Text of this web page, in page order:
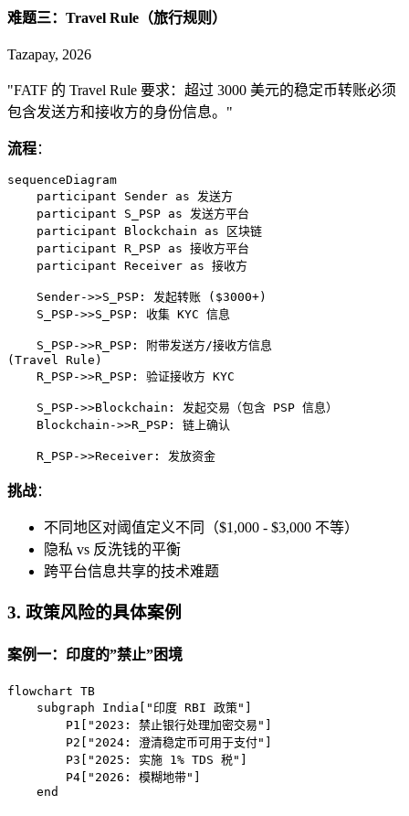
难题三：Travel Rule（旅行规则）
Tazapay, 2026
"FATF 的 Travel Rule 要求：超过 3000 美元的稳定币转账必须
包含发送方和接收方的身份信息。"
流程：
sequenceDiagram
    participant Sender as 发送方
    participant S_PSP as 发送方平台
    participant Blockchain as 区块链
    participant R_PSP as 接收方平台
    participant Receiver as 接收方
    Sender->>S_PSP: 发起转账 ($3000+)
    S_PSP->>S_PSP: 收集 KYC 信息
    S_PSP->>R_PSP: 附带发送方/接收方信息
(Travel Rule)
    R_PSP->>R_PSP: 验证接收方 KYC
    S_PSP->>Blockchain: 发起交易（包含 PSP 信息）
    Blockchain->>R_PSP: 链上确认
    R_PSP->>Receiver: 发放资金
挑战：
不同地区对阈值定义不同（$1,000 - $3,000 不等）
隐私 vs 反洗钱的平衡
跨平台信息共享的技术难题
3. 政策风险的具体案例
案例一：印度的”禁止”困境
flowchart TB
    subgraph India["印度 RBI 政策"]
        P1["2023: 禁止银行处理加密交易"]
        P2["2024: 澄清稳定币可用于支付"]
        P3["2025: 实施 1% TDS 税"]
        P4["2026: 模糊地带"]
    end